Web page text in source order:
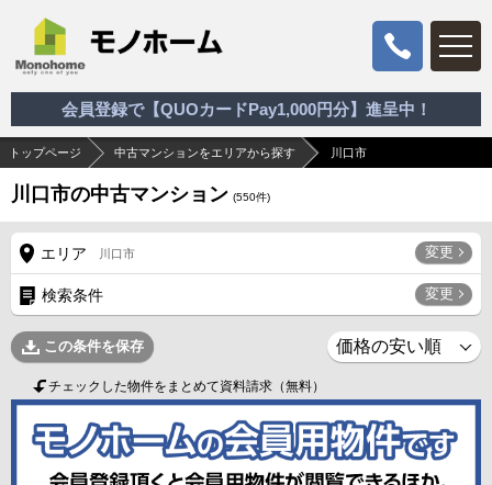
会員登録で【QUOカードPay1,000円分】進呈中！
トップページ 中古マンションをエリアから探す 川口市
川口市の中古マンション (550件)
エリア 川口市 変更
検索条件 変更
この条件を保存
チェックした物件をまとめて資料請求（無料）